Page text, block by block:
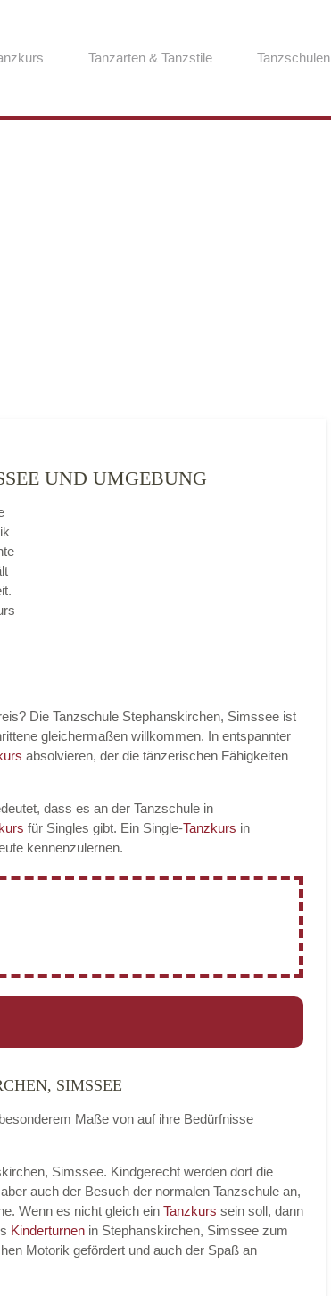
Tanzarten & Tanzstile Tanzschulen
UND UMGEBUNG
Die Tanzschule Stephanskirchen, Simssee ist
gleichermaßen willkommen. In entspannter
absolvieren, der die tänzerischen Fähigkeiten
dass es an der Tanzschule in
für Singles gibt. Ein Single-Tanzkurs in
kennenzulernen.
SIMSSEE
Maße von auf ihre Bedürfnisse
Simssee. Kindgerecht werden dort die
auch der Besuch der normalen Tanzschule an,
Wenn es nicht gleich ein Tanzkurs sein soll, dann
Kinderturnen in Stephanskirchen, Simssee zum
Motorik gefördert und auch der Spaß an